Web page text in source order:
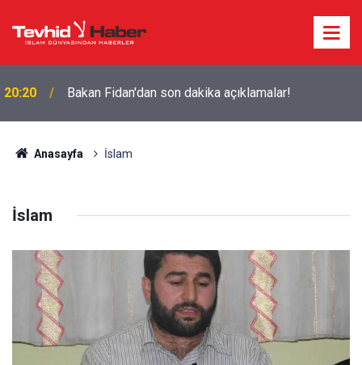
20:20 Bakan Fidan'dan son dakika açıklamalar!
Anasayfa İslam
İslam